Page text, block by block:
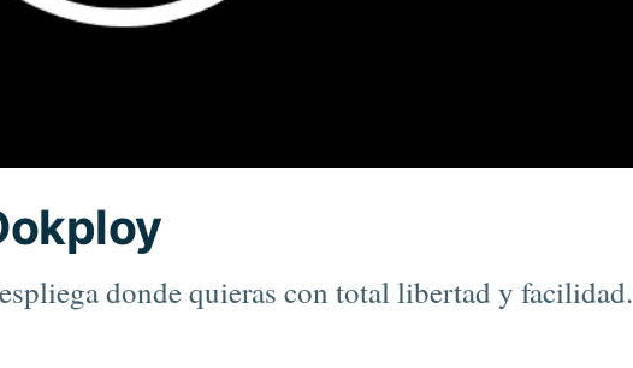
donde quieras con total libertad y facilidad.